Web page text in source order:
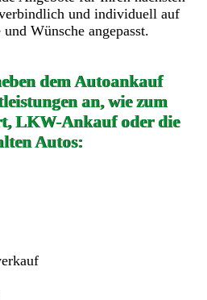
und individuell auf
Wünsche angepasst.
dem Autoankauf
an, wie zum
LKW-Ankauf oder die
Autos: